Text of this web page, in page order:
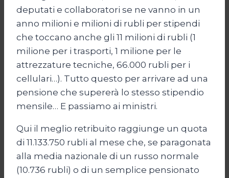
deputati e collaboratori se ne vanno in un
anno milioni e milioni di rubli per stipendi
che toccano anche gli 11 milioni di rubli (1
milione per i trasporti, 1 milione per le
attrezzature tecniche, 66.000 rubli per i
cellulari…). Tutto questo per arrivare ad una
pensione che supererà lo stesso stipendio
mensile… E passiamo ai ministri.
Qui il meglio retribuito raggiunge un quota
di 11.133.750 rubli al mese che, se paragonata
alla media nazionale di un russo normale
(10.736 rubli) o di un semplice pensionato